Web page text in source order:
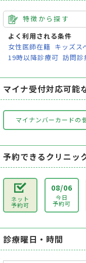
特徴から探す
よく利用される条件
女性医師在籍 キッズス
19時以降診療可 訪問診
マイナ受付対応可能
マイナンバーカードの
予約できるクリニッ
ネット
予約可
08/06
今日
予約可
診療曜日・時間